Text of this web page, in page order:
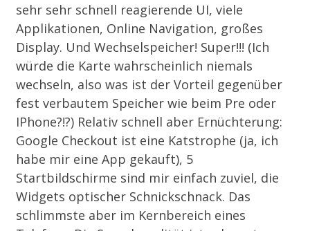
sehr sehr schnell reagierende UI, viele
Applikationen, Online Navigation, großes
Display. Und Wechselspeicher! Super!!! (Ich
würde die Karte wahrscheinlich niemals
wechseln, also was ist der Vorteil gegenüber
fest verbautem Speicher wie beim Pre oder
IPhone?!?) Relativ schnell aber Ernüchterung:
Google Checkout ist eine Katstrophe (ja, ich
habe mir eine App gekauft), 5
Startbildschirme sind mir einfach zuviel, die
Widgets optischer Schnickschnack. Das
schlimmste aber im Kernbereich eines